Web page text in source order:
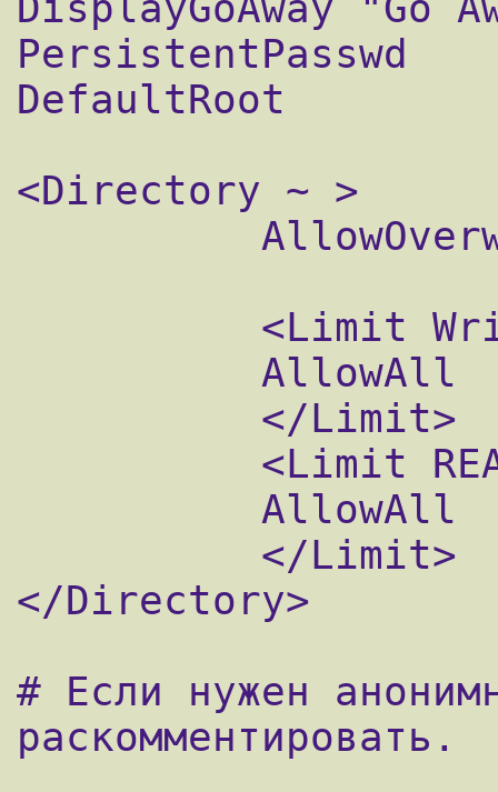
PersistentPasswd
DefaultRoot
<Directory ~ >
</Directory>
# Если нужен
раскомментировать.